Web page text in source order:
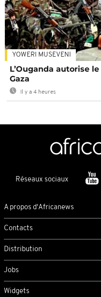
YOWERI MUSEVENI
L’Ouganda autorise
Gaza
Il y a 4 heures
Réseaux sociaux
A propos d'Africanews
Contacts
Distribution
Jobs
Widgets